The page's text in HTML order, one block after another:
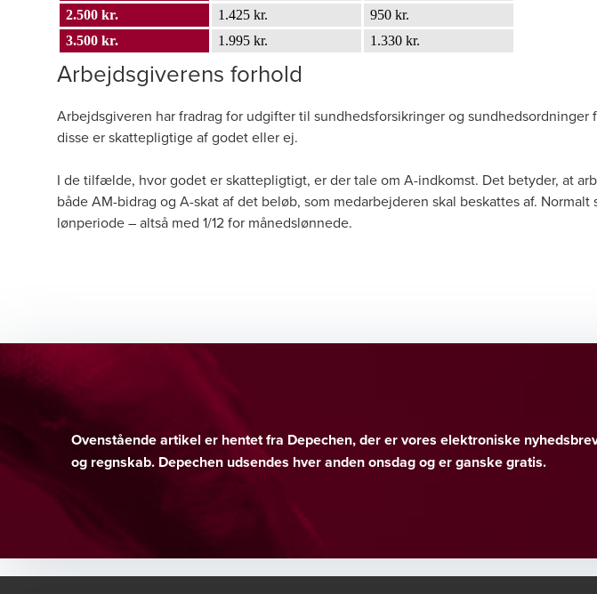
2.500 kr.
1.425 kr.
950 kr.
3.500 kr.
1.995 kr. 1.330 kr.
Arbejdsgiverens forhold
Arbejdsgiveren har fradrag for udgifter til sundhedsforsikringer og sundhedsordninger
disse er skattepligtige af godet eller ej.
I de tilfælde, hvor godet er skattepligtigt, er der tale om A-indkomst. Det betyder, at
både AM-bidrag og A-skat af det beløb, som medarbejderen skal beskattes af.
lønperiode – altså med 1/12 for månedslønnede.
Ovenstående artikel er hentet fra Depechen, der er vores elektroniske
og regnskab. Depechen udsendes hver anden onsdag og er ganske gratis.